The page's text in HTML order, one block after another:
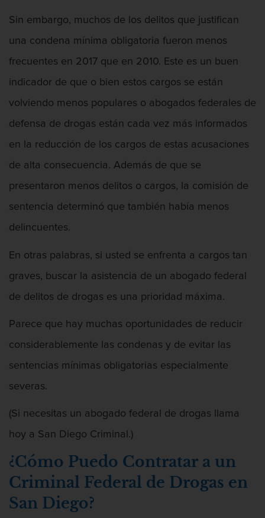
Contacto
Sin embargo, muchos de los delitos que justifican
una condena mínima obligatoria fueron menos
frecuentes en 2017 que en 2010. Este es un buen
indicador de que o bien estos cargos se están
volviendo menos populares o abogados federales de
defensa de drogas están cada vez más informados
en la reducción de los cargos de estas acusaciones
de alta consecuencia. Además de que se
presentaron menos delitos o cargos, la comisión de
sentencia determinó que también había menos
delincuentes.
En otras palabras, si usted se enfrenta a cargos tan
graves, buscar la asistencia de un abogado federal
de delitos de drogas es una prioridad máxima.
Parece que hay muchas oportunidades de reducir
considerablemente las condenas y de evitar las
sentencias mínimas obligatorias especialmente
severas.
(Si necesitas un abogado federal de drogas llama
hoy a San Diego Criminal.)
¿Cómo Puedo Contratar a un
Criminal Federal de Drogas en
San Diego?